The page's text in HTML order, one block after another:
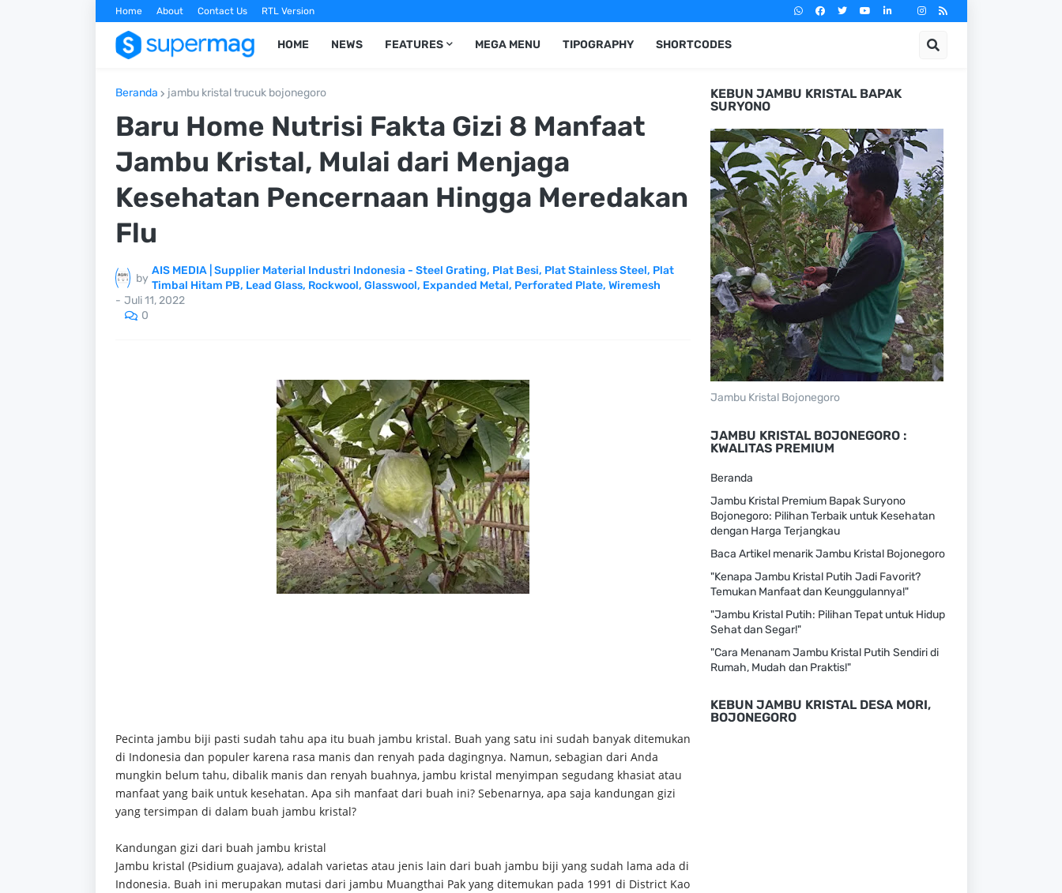
Home About Contact Us RTL Version
HOME NEWS FEATURES MEGA MENU TIPOGRAPHY SHORTCODES
Beranda jambu kristal trucuk bojonegoro
Baru Home Nutrisi Fakta Gizi 8 Manfaat
Jambu Kristal, Mulai dari Menjaga
Kesehatan Pencernaan Hingga Meredakan
Flu
by
AIS MEDIA | Supplier Material Industri Indonesia - Steel Grating, Plat Besi, Plat Stainless Steel, Plat
Timbal Hitam PB, Lead Glass, Rockwool, Glasswool, Expanded Metal, Perforated Plate, Wiremesh
- Juli 11, 2022
0
Pecinta jambu biji pasti sudah tahu apa itu buah jambu kristal. Buah yang satu ini sudah banyak ditemukan
di Indonesia dan populer karena rasa manis dan renyah pada dagingnya. Namun, sebagian dari Anda
mungkin belum tahu, dibalik manis dan renyah buahnya, jambu kristal menyimpan segudang khasiat atau
manfaat yang baik untuk kesehatan. Apa sih manfaat dari buah ini? Sebenarnya, apa saja kandungan gizi
yang tersimpan di dalam buah jambu kristal?
Kandungan gizi dari buah jambu kristal
Jambu kristal (Psidium guajava), adalah varietas atau jenis lain dari buah jambu biji yang sudah lama ada di
Indonesia. Buah ini merupakan mutasi dari jambu Muangthai Pak yang ditemukan pada 1991 di District Kao
KEBUN JAMBU KRISTAL BAPAK
SURYONO
Jambu Kristal Bojonegoro
JAMBU KRISTAL BOJONEGORO :
KWALITAS PREMIUM
Beranda
Jambu Kristal Premium Bapak Suryono
Bojonegoro: Pilihan Terbaik untuk Kesehatan
dengan Harga Terjangkau
Baca Artikel menarik Jambu Kristal Bojonegoro
"Kenapa Jambu Kristal Putih Jadi Favorit?
Temukan Manfaat dan Keunggulannya!"
"Jambu Kristal Putih: Pilihan Tepat untuk Hidup
Sehat dan Segar!"
"Cara Menanam Jambu Kristal Putih Sendiri di
Rumah, Mudah dan Praktis!"
KEBUN JAMBU KRISTAL DESA MORI,
BOJONEGORO